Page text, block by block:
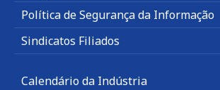
Política de Segurança da Informação
Sindicatos Filiados
Calendário da Indústria